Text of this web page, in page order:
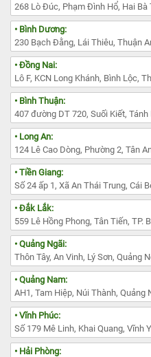
268 Lò Đúc, Phạm Đình Hổ, Hai Bà
• Bình Dương:
230 Bạch Đằng, Lái Thiêu, Thuận
• Đồng Nai:
Lô F, KCN Long Khánh, Bình Lộc,
• Bình Thuận:
407 đường DT 720, Suối Kiết,
• Long An:
124 Lê Cao Dòng, Phường 2, Tân
• Tiền Giang:
Số 24 ấp 1, Xã An Thái Trung, Cái
• Đắk Lắk:
559 Lê Hồng Phong, Tân Tiến, TP.
• Quảng Ngãi:
Thôn Tây, An Vinh, Lý Sơn, Quảng
• Quảng Nam:
AH1, Tam Hiệp, Núi Thành, Quảng
• Vĩnh Phúc:
Số 179 Mê Linh, Khai Quang, Vĩnh
• Hải Phòng: